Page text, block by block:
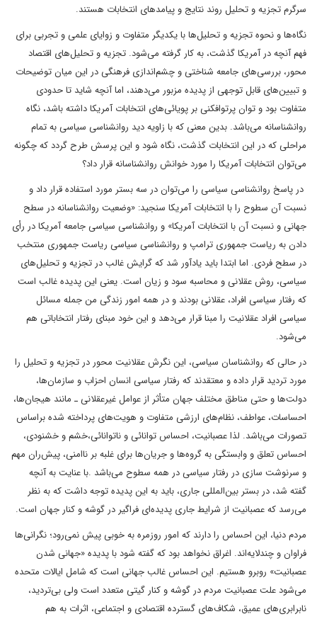
سرگرم تجزیه و تحلیل روند نتایج و پیامدهای انتخابات هستند.
نگاه‌ها و نحوه تجزیه و تحلیل‌ها با یکدیگر متفاوت و زوایای علمی و تجربی برای
فهم آنچه در آمریکا گذشت، به کار گرفته می‌شود. تجزیه و تحلیل‌های اقتصاد
محور، بررسی‌های جامعه شناختی و چشم‌اندازی فرهنگی در این میان توضیحات
و تبیین‌های قابل توجهی از پدیده مزبور می‌دهند، اما آنچه شاید تا حدودی
متفاوت بود و توان پرتوافکنی بر پویائی‌های انتخابات آمریکا داشته باشد، نگاه
روانشناسانه می‌باشد. بدین معنی که با زاویه دید روانشناسی سیاسی به تمام
مراحلی که در این انتخابات گذشت، نگاه شود و این پرسش طرح گردد که چگونه
می‌توان انتخابات آمریکا را مورد خوانش روانشناسانه قرار داد؟
در پاسخ روانشناسی سیاسی را می‌توان در سه بستر مورد استفاده قرار داد و
نسبت آن سطوح را با انتخابات آمریکا سنجید: «وضعیت روانشناسانه در سطح
جهانی و نسبت آن با انتخابات آمریکا» و روانشناسی سیاسی جامعه آمریکا در رأی
دادن به ریاست جمهوری ترامپ و روانشناسی سیاسی ریاست جمهوری منتخب
در سطح فردی. اما ابتدا باید یادآور شد که گرایش غالب در تجزیه و تحلیل‌های
سیاسی، روش عقلانی و محاسبه سود و زیان است. یعنی این پدیده غالب است
که رفتار سیاسی افراد، عقلانی بودند و در همه امور زندگی من جمله مسائل
سیاسی افراد عقلانیت را مبنا قرار می‌دهد و این خود مبنای رفتار انتخاباتی هم
می‌شود.
در حالی که روانشناسان سیاسی، این نگرش عقلانیت محور در تجزیه و تحلیل را
مورد تردید قرار داده و معتقدند که رفتار سیاسی انسان احزاب و سازمان‌ها،
دولت‌ها و حتی مناطق مختلف جهان متأثر از عوامل غیرعقلانی ـ مانند هیجان‌ها،
احساسات، عواطف، نظام‌های ارزشی متفاوت و هویت‌های پرداخته شده براساس
تصورات می‌باشد. لذا عصبانیت، احساس توانائی و ناتوانائی،‌خشم و خشنودی،
احساس تعلق و وابستگی به گروه‌ها و جریان‌ها برای غلبه بر ناامنی، پیش‌ران مهم
و سرنوشت سازی در رفتار سیاسی در همه سطوح می‌باشد .با عنایت به آنچه
گفته شد، در بستر بین‌المللی جاری، باید به این پدیده توجه داشت که به نظر
می‌رسد که عصبانیت از شرایط جاری پدیده‌ای فراگیر در گوشه و کنار جهان است.
مردم دنیا، این احساس را دارند که امور روزمره به خوبی پیش نمی‌رود؛ نگرانی‌ها
فراوان و چندلایه‌اند. اغراق نخواهد بود که گفته شود با پدیده «جهانی شدن
عصبانیت» روبرو هستیم. این احساس غالب‌ جهانی است که شامل ایالات متحده
می‌شود علت عصبانیت مردم در گوشه و کنار گیتی متعدد است ولی بی‌تردید،
نابرابری‌های عمیق، شکاف‌های گسترده اقتصادی و اجتماعی، اثرات به هم